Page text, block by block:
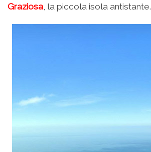
Graziosa, la piccola isola antistante.